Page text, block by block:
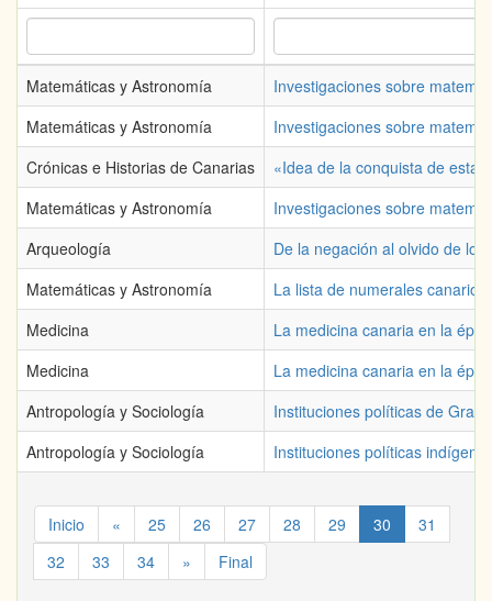
Matemáticas y Astronomía
Investigaciones sobre
Matemáticas y Astronomía
Investigaciones sobre
Crónicas e Historias de Canarias
«Idea de la conquista de
Matemáticas y Astronomía
Investigaciones sobre
Arqueología
De la negación al olvido de
Matemáticas y Astronomía
La lista de numerales
Medicina
La medicina canaria en la
Medicina
La medicina canaria en la
Antropología y Sociología
Instituciones políticas de Gran
Antropología y Sociología
Instituciones políticas
Inicio « 25 26 27 28 29 30
31
32
33 34 » Final